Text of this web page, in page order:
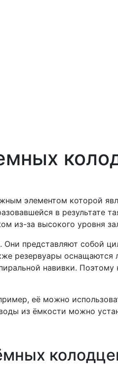
элементом которой
в результате
из-за высокого уровня
представляют собой
резервуары оснащаются
навивки. Поэтому
её можно
из ёмкости можно